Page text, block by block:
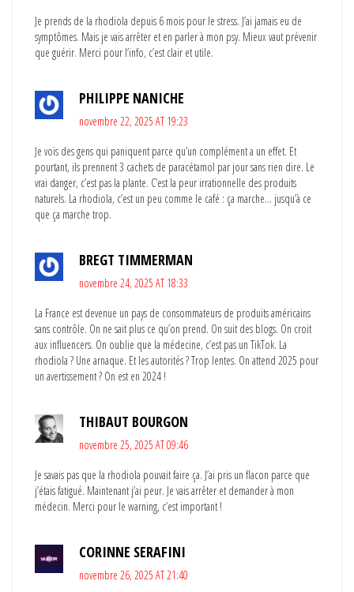
Je prends de la rhodiola depuis 6 mois pour le stress. J’ai jamais eu de
symptômes. Mais je vais arrêter et en parler à mon psy. Mieux vaut prévenir
que guérir. Merci pour l’info, c’est clair et utile.
PHILIPPE NANICHE
novembre 22, 2025 AT 19:23
Je vois des gens qui paniquent parce qu’un complément a un effet. Et
pourtant, ils prennent 3 cachets de paracétamol par jour sans rien dire. Le
vrai danger, c’est pas la plante. C’est la peur irrationnelle des produits
naturels. La rhodiola, c’est un peu comme le café : ça marche… jusqu’à ce
que ça marche trop.
BREGT TIMMERMAN
novembre 24, 2025 AT 18:33
La France est devenue un pays de consommateurs de produits américains
sans contrôle. On ne sait plus ce qu’on prend. On suit des blogs. On croit
aux influencers. On oublie que la médecine, c’est pas un TikTok. La
rhodiola ? Une arnaque. Et les autorités ? Trop lentes. On attend 2025 pour
un avertissement ? On est en 2024 !
THIBAUT BOURGON
novembre 25, 2025 AT 09:46
Je savais pas que la rhodiola pouvait faire ça. J’ai pris un flacon parce que
j’étais fatigué. Maintenant j’ai peur. Je vais arrêter et demander à mon
médecin. Merci pour le warning, c’est important !
CORINNE SERAFINI
novembre 26, 2025 AT 21:40